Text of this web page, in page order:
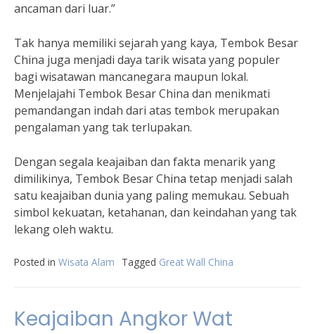
ancaman dari luar.”
Tak hanya memiliki sejarah yang kaya, Tembok Besar
China juga menjadi daya tarik wisata yang populer
bagi wisatawan mancanegara maupun lokal.
Menjelajahi Tembok Besar China dan menikmati
pemandangan indah dari atas tembok merupakan
pengalaman yang tak terlupakan.
Dengan segala keajaiban dan fakta menarik yang
dimilikinya, Tembok Besar China tetap menjadi salah
satu keajaiban dunia yang paling memukau. Sebuah
simbol kekuatan, ketahanan, dan keindahan yang tak
lekang oleh waktu.
Posted in Wisata Alam Tagged Great Wall China
Keajaiban Angkor Wat